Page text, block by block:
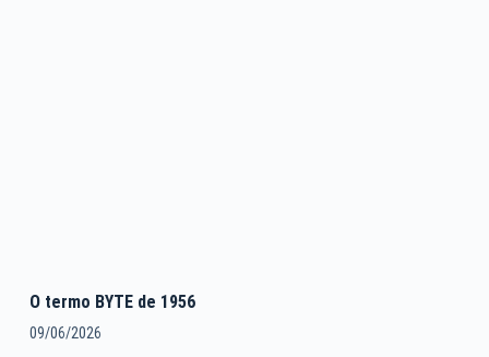
O termo BYTE de 1956
09/06/2026